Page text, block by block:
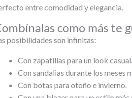
entre comodidad y elegancia.
como más te
posibilidades son infinitas:
Con zapatillas para un look casual.
Con sandalias durante los meses
Con botas para otoño e invierno.